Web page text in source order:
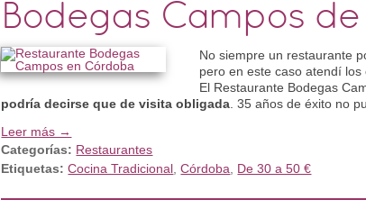
Bodegas Campos
No siempre un restaurante
pero en este caso atendí los
El Restaurante Bodegas
podría decirse que de visita obligada . 35 años de éxito no
Leer más →
Categorías: Restaurantes
Etiquetas: Cocina Tradicional ,Córdoba De 30 a 50 €